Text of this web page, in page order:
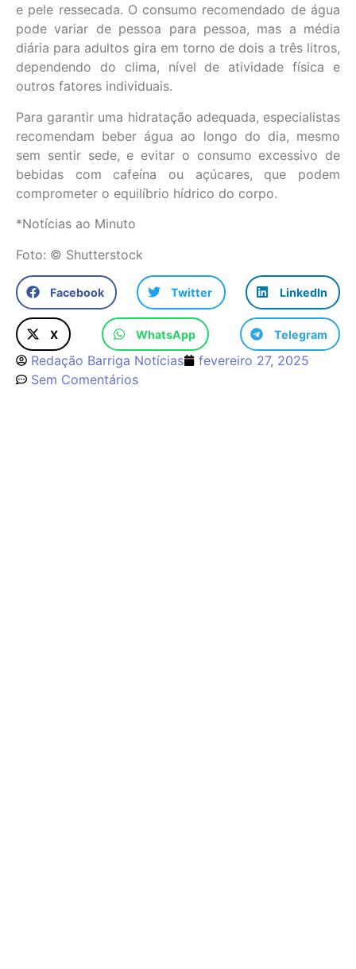
e pele ressecada. O consumo recomendado de água
pode variar de pessoa para pessoa, mas a média
diária para adultos gira em torno de dois a três litros,
dependendo do clima, nível de atividade física e
outros fatores individuais.
Para garantir uma hidratação adequada, especialistas
recomendam beber água ao longo do dia, mesmo
sem sentir sede, e evitar o consumo excessivo de
bebidas com cafeína ou açúcares, que podem
comprometer o equilíbrio hídrico do corpo.
*Notícias ao Minuto
Foto: © Shutterstock
Facebook Twitter LinkedIn
X WhatsApp Telegram
Redação Barriga Notícias
fevereiro 27, 2025
Sem Comentários